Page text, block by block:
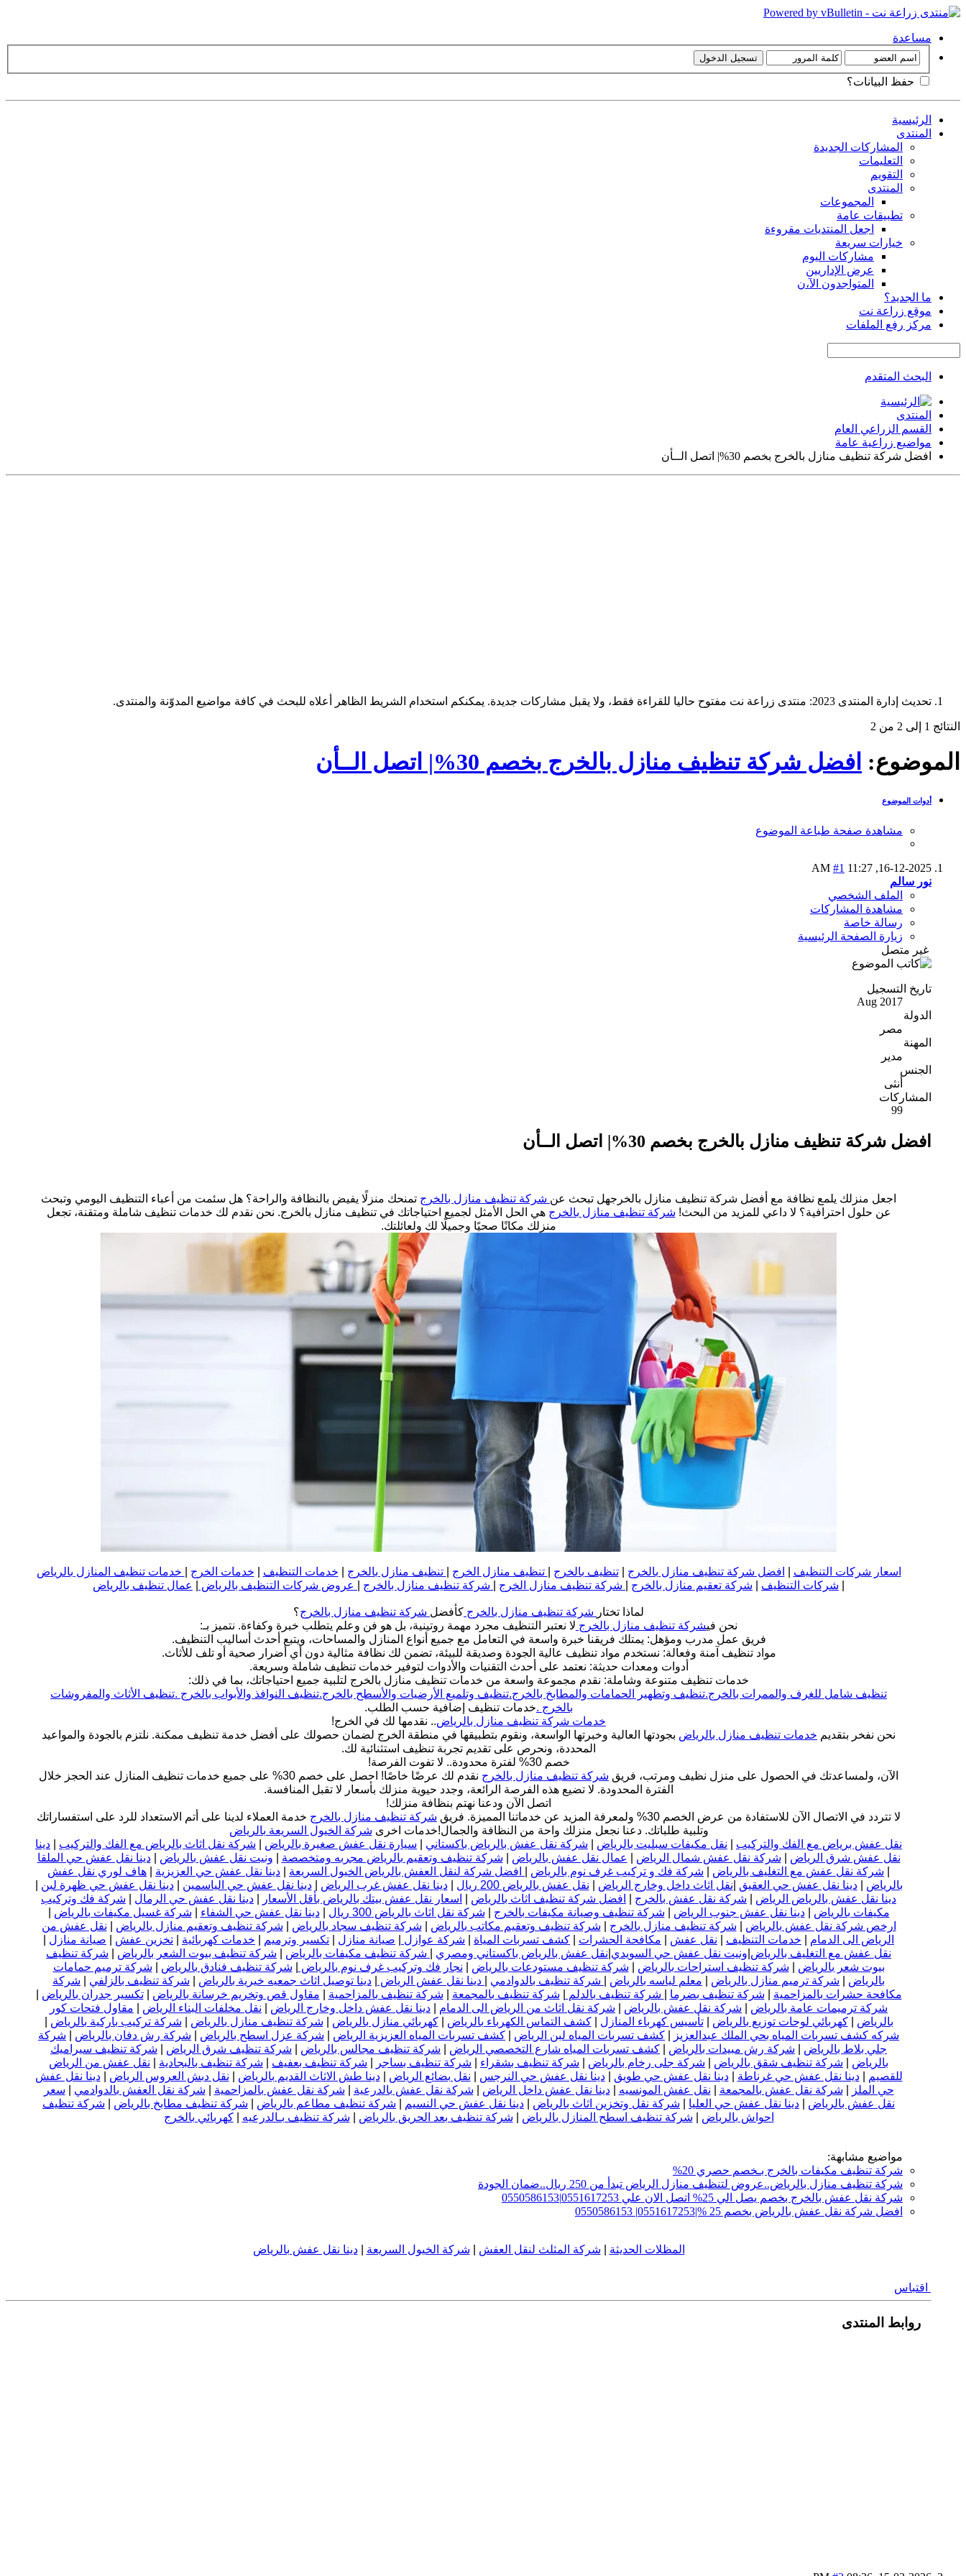
مساعدة
حفظ البيانات؟
الرئيسية
المنتدى
المشاركات الجديدة
التعليمات
التقويم
المنتدى
المجموعات
تطبيقات عامة
اجعل المنتديات مقروءة
خيارات سريعة
مشاركات اليوم
عرض الإداريين
المتواجدون الآ،ن
ما الجديد؟
موقع زراعة نت
مركز رفع الملفات
البحث المتقدم
المنتدى
القسم الزراعي العام
مواضيع زراعية عامة
افضل شركة تنظيف منازل بالخرج بخصم 30%| اتصل الــأن
تحديث إدارة المنتدى 2023: منتدى زراعة نت مفتوح حاليا للقراءة فقط، ولا يقبل مشاركات جديدة. يمكنكم استخدام الشريط الظاهر أعلاه للبحث في كافة مواضيع المدوّنة والمنتدى.
النتائج 1 إلى 2 من 2
الموضوع: افضل شركة تنظيف منازل بالخرج بخصم 30%| اتصل الــأن
أدوات الموضوع
مشاهدة صفحة طباعة الموضوع
16-12-2025,
11:27 AM
#1
نور سالم
الملف الشخصي
مشاهدة المشاركات
رسالة خاصة
زيارة الصفحة الرئيسية
غير متصل
تاريخ التسجيل
Aug 2017
الدولة
مصر
المهنة
مدير
الجنس
أنثى
المشاركات
99
افضل شركة تنظيف منازل بالخرج بخصم 30%| اتصل الــأن
اجعل منزلك يلمع نظافة مع أفضل شركة تنظيف منازل بالخرجهل تبحث عن شركة تنظيف منازل بالخرج تمنحك منزلًا يفيض بالنظافة والراحة؟ هل سئمت من أعباء التنظيف اليومي وتبحث
عن حلول احترافية؟ لا داعي للمزيد من البحث! شركة تنظيف منازل بالخرج هي الحل الأمثل لجميع احتياجاتك في تنظيف منازل بالخرج. نحن نقدم لك خدمات تنظيف شاملة ومتقنة، تجعل
منزلك مكانًا صحيًا وجميلًا لك ولعائلتك.
اسعار شركات التنظيف افضل شركة تنظيف منازل بالخرج |تنظيف بالخرج تنظيف منازل الخرج تنظيف منازل بالخرج خدمات التنظيف خدمات الخرج
خدمات تنظيف المنازل بالرياض
شركات التنظيف شركة تعقيم منازل بالخرج شركة تنظيف منازل الخرج شركة تنظيف منازل بالخرج عروض شركات التنظيف بالرياض عمال تنظيف بالرياض
لماذا تختار شركة تنظيف منازل بالخرج كأفضل شركة تنظيف منازل بالخرج؟
نحن فيشركة تنظيف منازل بالخرج لا نعتبر التنظيف مجرد مهمة روتينية، بل هو فن وعلم يتطلب خبرة وكفاءة. نتميز بـ:
فريق عمل مدرب ومؤهل: يمتلك فريقنا خبرة واسعة في التعامل مع جميع أنواع المنازل والمساحات، ويتبع أحدث أساليب التنظيف.
مواد تنظيف آمنة وفعالة: نستخدم مواد تنظيف عالية الجودة وصديقة للبيئة، تضمن لك نظافة مثالية دون أي أضرار صحية أو تلف للأثاث.
أدوات ومعدات حديثة: نعتمد على أحدث التقنيات والأدوات لتوفير خدمات تنظيف شاملة وسريعة.
خدمات تنظيف متنوعة وشاملة: نقدم مجموعة واسعة من خدمات تنظيف منازل بالخرج لتلبية جميع احتياجاتك، بما في ذلك:
تنظيف شامل للغرف والممرات بالخرج.تنظيف وتطهير الحمامات والمطابخ بالخرج.تنظيف وتلميع الأرضيات والأسطح بالخرج.تنظيف النوافذ والأبواب بالخرج .تنظيف الأثاث والمفروشات
بالخرج .خدمات تنظيف إضافية حسب الطلب.
خدمات شركة تنظيف منازل بالرياض.. نقدمها لك في الخرج!
نحن نفخر بتقديم خدمات تنظيف منازل بالرياض بجودتها العالية وخبرتها الواسعة، ونقوم بتطبيقها في منطقة الخرج لضمان حصولك على أفضل خدمة تنظيف ممكنة. نلتزم بالجودة والمواعيد
المحددة، ونحرص على تقديم تجربة تنظيف استثنائية لك.
خصم 30% لفترة محدودة.. لا تفوت الفرصة!
الآن، ولمساعدتك في الحصول على منزل نظيف ومرتب، فريق شركة تنظيف منازل بالخرج
نقدم لك عرضًا خاصًا! احصل على خصم 30% على جميع خدمات تنظيف المنازل عند الحجز خلال
الفترة المحدودة. لا تضيع هذه الفرصة الرائعة، وجدد حيوية منزلك بأسعار لا تقبل المنافسة.
اتصل الآن ودعنا نهتم بنظافة منزلك!
لا تتردد في الاتصال الآن للاستفادة من عرض الخصم 30% ولمعرفة المزيد عن خدماتنا المميزة. فريق
شركة تنظيف منازل بالخرج خدمة العملاء لدينا على أتم الاستعداد للرد على استفساراتك
وتلبية طلباتك. دعنا نجعل منزلك واحة من النظافة والجمال!خدمات اخرى شركة الخيول السريعة بالرياض
نقل عفش برياض مع الفك والتركيب
نقل مكيفات سبليت بالرياض شركة نقل عفش بالرياض باكستاني سيارة نقل عفش صغيرة بالرياض شركة نقل اثاث بالرياض مع الفك والتركيب
دينا
نقل عفش شرق الرياض
شركة نقل عفش شمال الرياض عمال نقل عفش بالرياض شركة تنظيف وتعقيم بالرياض مجربه ومتخصصة ونيت نقل عفش بالرياض |دينا نقل عفش حي الملقا
شركة نقل عفش مع التغليف بالرياض شركة فك و تركيب غرف نوم بالرياض افضل شركة لنقل العفش بالرياض الخيول السريعة دينا نقل عفش حي العزيزية
هاف لوري نقل عفش
بالرياض |دينا نقل عفش حي العقيق نقل اثاث داخل وخارج الرياض نقل عفش بالرياض 200 ريال |دينا نقل عفش غرب الرياض |دينا نقل عفش حي الياسمين |دينا نقل عفش حي ظهرة لبن
دينا نقل عفش بالرياض الرياض
شركة نقل عفش بالخرج افضل شركة تنظيف اثاث بالرياض اسعار نقل عفش بيتك بالرياض بأقل الأسعار دينا نقل عفش حي الرمال
شركة فك وتركيب
مكيفات بالرياض |دينا نقل عفش جنوب الرياض شركة تنظيف وصيانة مكيفات بالخرج شركة نقل اثاث بالرياض 300 ريال |دينا نقل عفش حي الشفاء شركة غسيل مكيفات بالرياض
ارخص شركة نقل عفش بالرياض
شركة تنظيف منازل بالخرج شركة تنظيف وتعقيم مكاتب بالرياض شركة تنظيف سجاد بالرياض شركة تنظيف وتعقيم منازل بالرياض
نقل عفش من
الرياض الى الدمام
خدمات التنظيف نقل عفش مكافحة الحشرات كشف تسربات المياة شركة عوازل صيانة منازل تكسير وترميم خدمات كهربائية تخزين عفش صيانة منازل
نقل عفش مع التغليف بالرياض ونيت نقل عفش حي السويدي نقل عفش بالرياض باكستاني ومصري شركة تنظيف مكيفات بالرياض شركة تنظيف بيوت الشعر بالرياض
شركة تنظيف
بيوت شعر بالرياض
شركة تنظيف استراحات بالرياض شركة تنظيف مستودعات بالرياض نجار فك وتركيب غرف نوم بالرياض شركة تنظيف فنادق بالرياض
شركة ترميم حمامات
بالرياض
شركة ترميم منازل بالرياض معلم لياسه بالرياض شركة تنظيف بالدوادمي دينا نقل عفش الرياض دينا توصيل اثاث جمعيه خيرية بالرياض شركة تنظيف بالزلفي
شركة
مكافحة حشرات بالمزاحمية
شركة تنظيف بضرما شركة تنظيف بالدلم شركة تنظيف بالمجمعة شركة تنظيف بالمزاحمية مقاول قص وتخريم خرسانة بالرياض |تكسير جدران بالرياض
شركة ترميمات عامة بالرياض
شركة نقل عفش بالرياض شركة نقل اثاث من الرياض الى الدمام دينا نقل عفش داخل وخارج الرياض نقل مخلفات البناء الرياض
مقاول فتحات كور
بالرياض |كهربائي لوحات توزيع بالرياض |تأسيس كهرباء المنازل |كشف التماس الكهرباء بالرياض |كهربائي منازل بالرياض شركة تنظيف منازل بالرياض شركة تركيب باركية بالرياض
شركه كشف تسربات المياه بحي الملك عبدالعزيز
كشف تسربات المياه لبن الرياض كشف تسربات المياه العزيزية الرياض شركة عزل اسطح بالرياض شركة رش دفان بالرياض
شركة
جلي بلاط بالرياض
شركة رش مبيدات بالرياض كشف تسربات المياه شارع التخصصي الرياض شركة تنظيف مجالس بالرياض شركة تنظيف شرق الرياض
شركة تنظيف سيراميك
بالرياض
شركة تنظيف شقق بالرياض شركة جلى رخام بالرياض شركة تنظيف بشقراء شركة تنظيف بساجر شركة تنظيف بعفيف شركة تنظيف بالبجادية
نقل عفش من الرياض
للقصيم
|دينا نقل عفش حي غرناطة |دينا نقل عفش حي طويق |دينا نقل عفش حي النرجس نقل بضائع الرياض |دينا طش الاثاث القديم بالرياض نقل دبش العروس الرياض |دينا نقل عفش
حي الملز
شركة نقل عفش بالمجمعة نقل عفش المونسيه |دينا نقل عفش داخل الرياض شركة نقل عفش بالدرعية شركة نقل عفش بالمزاحمية شركة نقل العفش بالدوادمي
سعر
نقل عفش بالرياض
دينا نقل عفش حي العليا شركة نقل وتخزين اثاث بالرياض دينا نقل عفش حي النسيم شركة تنظيف مطاعم بالرياض شركة تنظيف مطابخ بالرياض
شركة تنظيف
احواش بالرياض
شركة تنظيف اسطح المنازل بالرياض شركة تنظيف بعد الحريق بالرياض شركة تنظيف بـالدرعيه |كهربائي بالخرج
مواضيع مشابهة:
شركة تنظيف مكيفات بالخرج بـخصم حصري 20%
شركة تنظيف منازل بالرياض..عروض لتنظيف منازل الرياض تبدأ من 250 ريال..ضمان الجودة
شركة نقل عفش بالخرج بخصم يصل الي 25% اتصل الان علي 0551617253|0550586153
افضل شركة نقل عفش بالرياض بخصم 25 %|0551617253| 0550586153
المظلات الحديثة شركة المثلث لنقل العفش شركة الخيول السريعة |دينا نقل عفش بالرياض
اقتباس
روابط المنتدى